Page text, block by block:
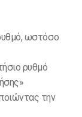
ωστόσο
ρυθμό
την